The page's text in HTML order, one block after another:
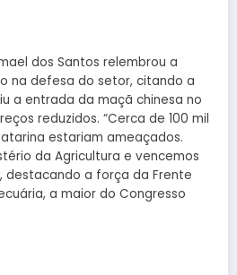
dos Santos relembrou a
na defesa do setor, citando a
a entrada da maçã chinesa no
reduzidos. “Cerca de 100 mil
estariam ameaçados.
da Agricultura e vencemos
destacando a força da Frente
a maior do Congresso